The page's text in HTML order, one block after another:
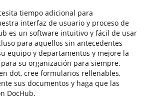
tiempo adicional para
interfaz de usuario y proceso de
es un software intuitivo y fácil de usar
para aquellos sin antecedentes
equipo y departamentos y mejore la
su organización para siempre.
dot, cree formularios rellenables,
sus documentos y haga que las
DocHub.